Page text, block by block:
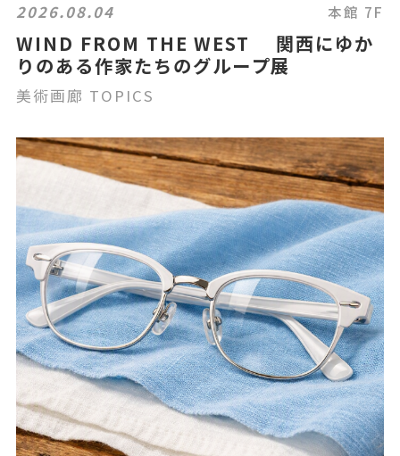
2026.08.04 本館 7F
WIND FROM THE WEST 関西にゆか
りのある作家たちのグループ展
美術画廊 TOPICS